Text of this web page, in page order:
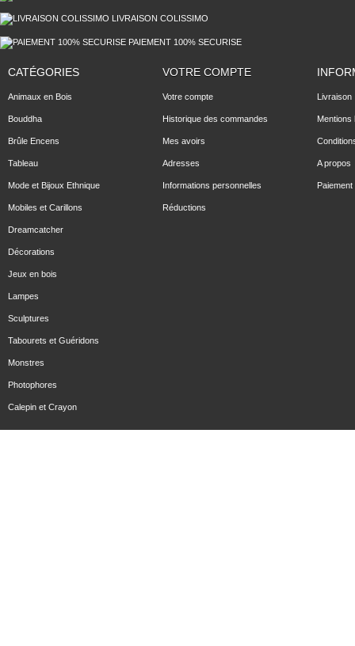
LIVRAISON COLISSIMO
PAIEMENT 100% SECURISE
CATÉGORIES
Animaux en Bois
Bouddha
Brûle Encens
Tableau
Mode et Bijoux Ethnique
Mobiles et Carillons
Dreamcatcher
Décorations
Jeux en bois
Lampes
Sculptures
Tabourets et Guéridons
Monstres
Photophores
Calepin et Crayon
VOTRE COMPTE
Votre compte
Historique des commandes
Mes avoirs
Adresses
Informations personnelles
Réductions
Livraison
Mentions
A propos